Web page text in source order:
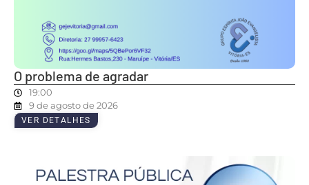
O problema de agradar
19:00
9 de agosto de 2026
VER DETALHES